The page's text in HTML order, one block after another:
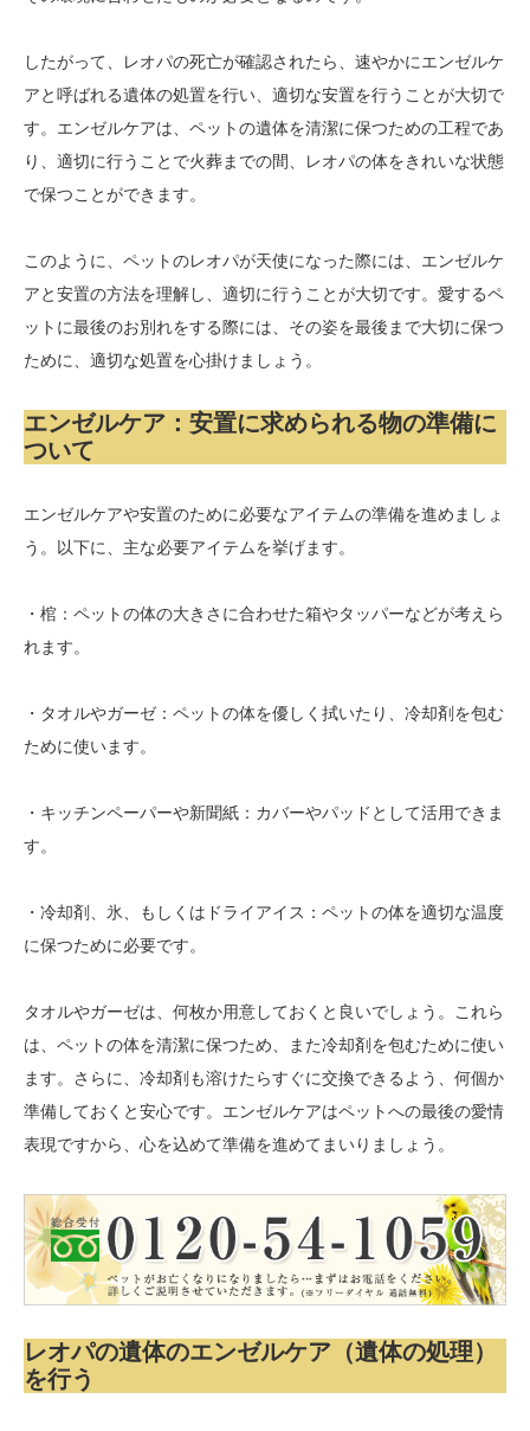
したがって、レオパの死亡が確認されたら、速やかにエンゼルケ
アと呼ばれる遺体の処置を行い、適切な安置を行うことが大切で
す。エンゼルケアは、ペットの遺体を清潔に保つための工程であ
り、適切に行うことで火葬までの間、レオパの体をきれいな状態
で保つことができます。
このように、ペットのレオパが天使になった際には、エンゼルケ
アと安置の方法を理解し、適切に行うことが大切です。愛するペ
ットに最後のお別れをする際には、その姿を最後まで大切に保つ
ために、適切な処置を心掛けましょう。
エンゼルケア：安置に求められる物の準備に
ついて
エンゼルケアや安置のために必要なアイテムの準備を進めましょ
う。以下に、主な必要アイテムを挙げます。
・棺：ペットの体の大きさに合わせた箱やタッパーなどが考えら
れます。
・タオルやガーゼ：ペットの体を優しく拭いたり、冷却剤を包む
ために使います。
・キッチンペーパーや新聞紙：カバーやパッドとして活用できま
す。
・冷却剤、氷、もしくはドライアイス：ペットの体を適切な温度
に保つために必要です。
タオルやガーゼは、何枚か用意しておくと良いでしょう。これら
は、ペットの体を清潔に保つため、また冷却剤を包むために使い
ます。さらに、冷却剤も溶けたらすぐに交換できるよう、何個か
準備しておくと安心です。エンゼルケアはペットへの最後の愛情
表現ですから、心を込めて準備を進めてまいりましょう。
レオパの遺体のエンゼルケア（遺体の処理）
を行う